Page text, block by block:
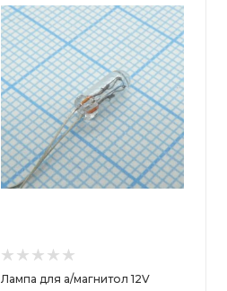
Лампа для а/магнитол 12V